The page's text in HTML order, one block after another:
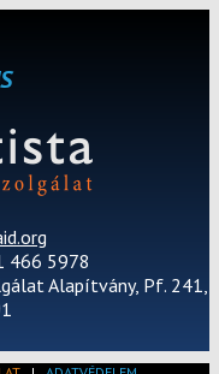
466 5978
Alapítvány, Pf. 241,